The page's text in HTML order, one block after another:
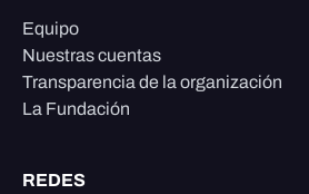
Equipo
Nuestras cuentas
Transparencia de la organización
La Fundación
REDES